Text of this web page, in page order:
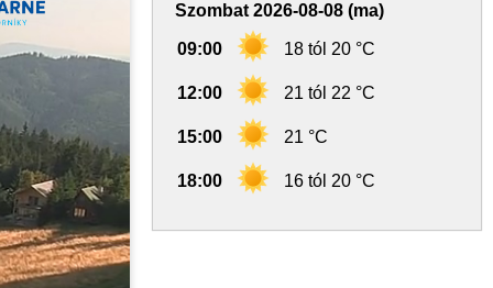
Szombat 2026-08-08 (ma)
09:00 18 tól 20 °C
12:00 21 tól 22 °C
15:00 21 °C
18:00 16 tól 20 °C